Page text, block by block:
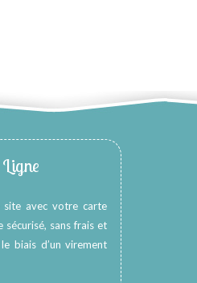
site avec votre carte
sécurisé, sans frais et
biais d’un virement